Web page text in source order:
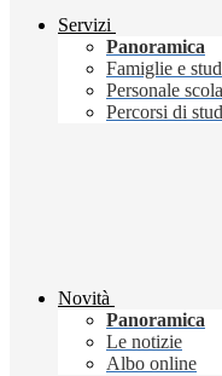
Servizi
Panoramica
Famiglie e
Personale
Percorsi di
Novità
Panoramica
Le notizie
Albo online